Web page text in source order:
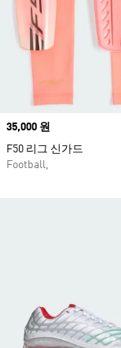
Price
35,000 원
F50 리그 신가드
Football,